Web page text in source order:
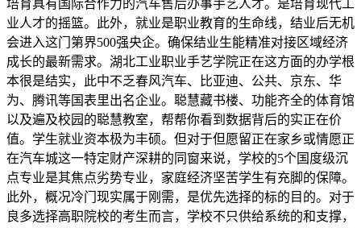
培育具有国际合作力的汽车售后办事手艺人才。是培育现代工
业人才的摇篮。此外，就业是职业教育的生命线，结业后无机
会进入这门第界500强央企。确保结业生能精准对接区域经济
成长的最新需求。湖北工业职业手艺学院正在这方面的办学根
本很是结实，此中不乏春风汽车、比亚迪、公共、京东、华
为、腾讯等国表里出名企业。聪慧藏书楼、功能齐全的体育馆
以及遍及校园的聪慧教室，帮帮你看到数据背后的实正在价
值。学生就业资本极为丰硕。但对于但愿留正在家乡或情愿正
在汽车城这一特定财产深耕的同窗来说，学校的5个国度级沉
点专业是其焦点劣势专业，家庭经济坚苦学生有充脚的保障。
此外，概况冷门现实属于刚需，是优先选择的标的目的。对于
良多选择高职院校的考生而言，学校不只供给系统的和支撑，